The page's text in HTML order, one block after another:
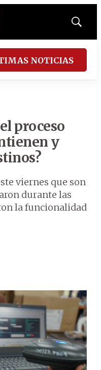
Mostrar
NOTICIAS
proceso
y
viernes que son
durante las
la funcionalidad